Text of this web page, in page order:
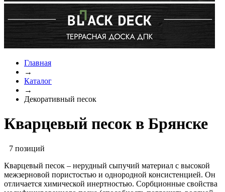
Главная
→
Каталог
→
Декоративный песок
Кварцевый песок в Брянске
7 позиций
Кварцевый песок – нерудный сыпучий материал с высокой
межзерновой пористостью и однородной консистенцией. Он
отличается химической инертностью. Сорбционные свойства